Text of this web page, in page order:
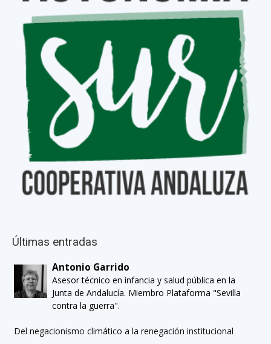
Últimas entradas
Antonio Garrido
Asesor técnico en infancia y salud pública en la
Junta de Andalucía. Miembro Plataforma "Sevilla
contra la guerra".
Del negacionismo climático a la renegación institucional